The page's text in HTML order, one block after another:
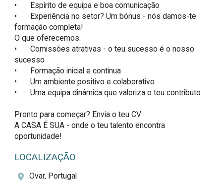
•	Espírito de equipa e boa comunicação
•	Experiência no setor? Um bónus - nós damos-te
formação completa!
O que oferecemos:
•	Comissões atrativas - o teu sucesso é o nosso
sucesso
•	Formação inicial e contínua
•	Um ambiente positivo e colaborativo
•	Uma equipa dinâmica que valoriza o teu contributo
Pronto para começar? Envia o teu CV.
A CASA É SUA - onde o teu talento encontra
oportunidade!
LOCALIZAÇÃO
Ovar, Portugal